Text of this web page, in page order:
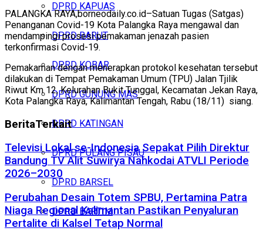
DPRD KAPUAS
DPRD BARUT
DPRD KOBAR
DPRD GUNUNG MAS
DPRD KATINGAN
DPRD PULANG PISAU
DPRD BARSEL
DPRD BARTIM
PALANGKA RAYA,borneodaily.co.id–Satuan Tugas (Satgas)
Penanganan Covid-19 Kota Palangka Raya mengawal dan
mendampingi prosesi pemakaman jenazah pasien
terkonfirmasi Covid-19.
Pemakaman dengan menerapkan protokol kesehatan tersebut
dilakukan di Tempat Pemakaman Umum (TPU) Jalan Tjilik
Riwut Km 12, Kelurahan Bukit Tunggal, Kecamatan Jekan Raya,
Kota Palangka Raya, Kalimantan Tengah, Rabu (18/11) siang.
BeritaTerkait
Televisi Lokal se-Indonesia Sepakat Pilih Direktur
Bandung TV Alit Suwirya Nahkodai ATVLI Periode
2026–2030
Perubahan Desain Totem SPBU, Pertamina Patra
Niaga Regional Kalimantan Pastikan Penyaluran
Pertalite di Kalsel Tetap Normal